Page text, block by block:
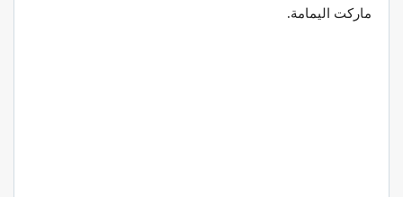
ماركت اليمامة.